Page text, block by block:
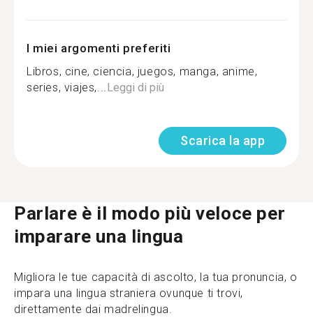
I miei argomenti preferiti
Libros, cine, ciencia, juegos, manga, anime,
series, viajes,... Leggi di più
Scarica la app
Parlare è il modo più veloce per
imparare una lingua
Migliora le tue capacità di ascolto, la tua pronuncia, o
impara una lingua straniera ovunque ti trovi,
direttamente dai madrelingua.